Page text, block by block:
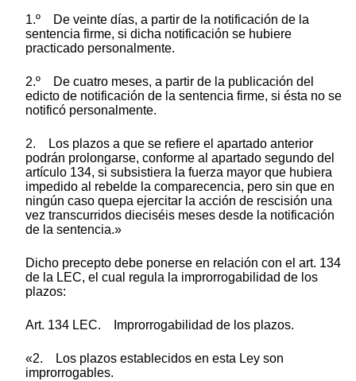
1.º De veinte días, a partir de la notificación de la
sentencia firme, si dicha notificación se hubiere
practicado personalmente.
2.º De cuatro meses, a partir de la publicación del
edicto de notificación de la sentencia firme, si ésta no se
notificó personalmente.
2. Los plazos a que se refiere el apartado anterior
podrán prolongarse, conforme al apartado segundo del
artículo 134, si subsistiera la fuerza mayor que hubiera
impedido al rebelde la comparecencia, pero sin que en
ningún caso quepa ejercitar la acción de rescisión una
vez transcurridos dieciséis meses desde la notificación
de la sentencia.»
Dicho precepto debe ponerse en relación con el art. 134
de la LEC, el cual regula la improrrogabilidad de los
plazos:
Art. 134 LEC. Improrrogabilidad de los plazos.
«2. Los plazos establecidos en esta Ley son
improrrogables.